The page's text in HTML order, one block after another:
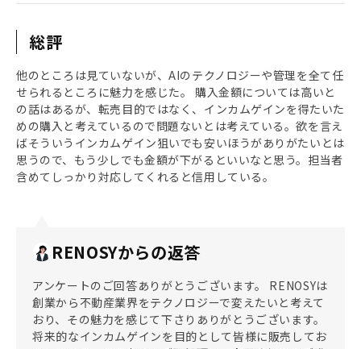
総評
他のところは見ていないが、AIのテクノロジーや管理を全て任
せられるところに魅力を感じた。 購入金額については高いと
の話はあるが、転売目的ではなく、インカムゲインを得たいた
めの購入と考えているので問題ないとは考えている。欲を言え
ばそういうインカムゲイン狙いでも安いほうがありがたいとは
思うので、もう少しでも金額が下がるといいなと思う。担当者
含めてしっかり対応してくれると信用している。
RENOSYからの返答
アンケートのご回答ありがとうございます。 RENOSYは
創業から不動産業界をテクノロジーで変えたいと考えて
おり、その魅力を感じて下さりありがとうございます。
将来的なインカムゲインを目的として皆様に販売してお